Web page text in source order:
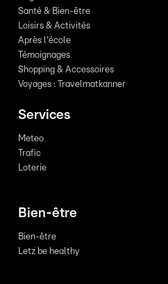
Santé & Bien-être
Loisirs & Activités
Après l'école
Témoignages
Shopping & Accessoires
Voyages : Travelmatkanner
Services
Meteo
Trafic
Loterie
Bien-être
Bien-être
Letz be healthy